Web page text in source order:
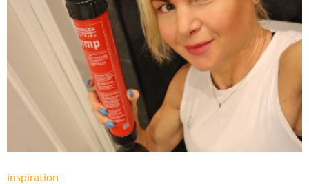
inspiration